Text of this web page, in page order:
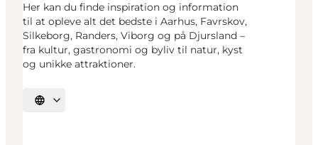
Her kan du finde inspiration og information
til at opleve alt det bedste i Aarhus, Favrskov,
Silkeborg, Randers, Viborg og på Djursland –
fra kultur, gastronomi og byliv til natur, kyst
og unikke attraktioner.
Vælg sprog